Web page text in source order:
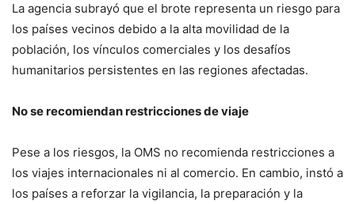
La agencia subrayó que el brote representa un riesgo para
los países vecinos debido a la alta movilidad de la
población, los vínculos comerciales y los desafíos
humanitarios persistentes en las regiones afectadas.
No se recomiendan restricciones de viaje
Pese a los riesgos, la OMS no recomienda restricciones a
los viajes internacionales ni al comercio. En cambio, instó a
los países a reforzar la vigilancia, la preparación y la